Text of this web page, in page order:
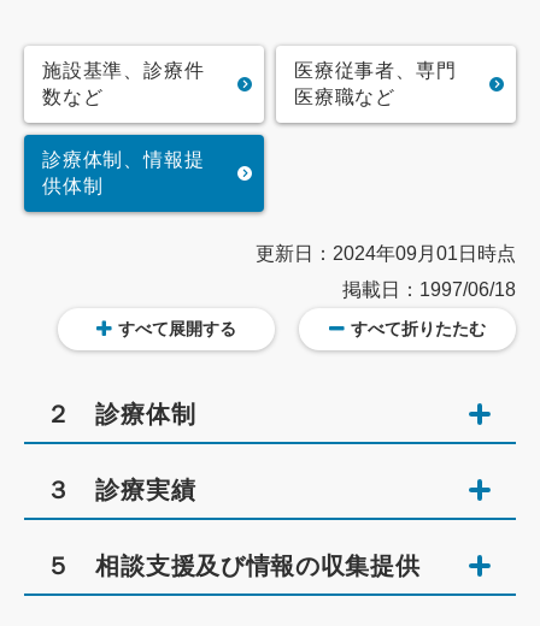
施設基準、診療件
数など
医療従事者、専門
医療職など
診療体制、情報提
供体制
更新日：2024年09月01日時点
掲載日：1997/06/18
すべて展開する すべて折りたたむ
２ 診療体制
３ 診療実績
５ 相談支援及び情報の収集提供